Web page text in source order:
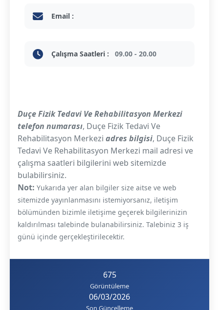
Email :
Çalışma Saatleri : 09.00 - 20.00
Duçe Fizik Tedavi Ve Rehabilitasyon Merkezi
telefon numarası, Duçe Fizik Tedavi Ve
Rehabilitasyon Merkezi adres bilgisi, Duçe Fizik
Tedavi Ve Rehabilitasyon Merkezi mail adresi ve
çalışma saatleri bilgilerini web sitemizde
bulabilirsiniz.
Not: Yukarıda yer alan bilgiler size aitse ve web
sitemizde yayınlanmasını istemiyorsanız, iletişim
bölümünden bizimle iletişime geçerek bilgilerinizin
kaldırılması talebinde bulanabilirsiniz. Talebiniz 3 iş
günü içinde gerçekleştirilecektir.
675
Görüntüleme
06/03/2026